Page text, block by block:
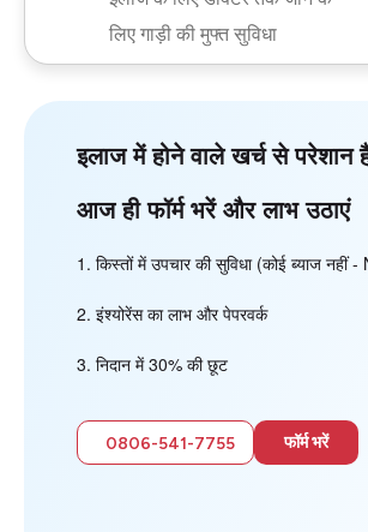
लिए गाड़ी की मुफ्त सुविधा
इलाज में होने वाले खर्च से परेशान
आज ही फॉर्म भरें और लाभ उठाएं
किस्तों में उपचार की सुविधा (कोई ब्याज नहीं
इंश्योरेंस का लाभ और पेपरवर्क
निदान में 30% की छूट
0806-541-7755 फॉर्म भरें